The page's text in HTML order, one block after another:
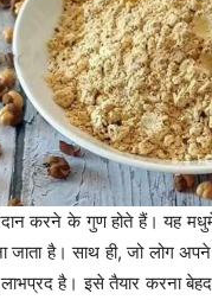
करने के गुण होते हैं। यह
जाता है। साथ ही, जो लोग
है। इसे तैयार करना